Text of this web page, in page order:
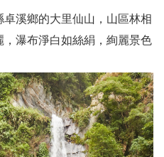
溪鄉的大里仙山，山區林相
瀑布淨白如絲絹，絢麗景色